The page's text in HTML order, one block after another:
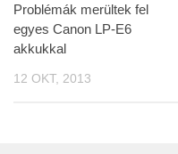
Problémák merültek fel
egyes Canon LP-E6
akkukkal
12 OKT, 2013